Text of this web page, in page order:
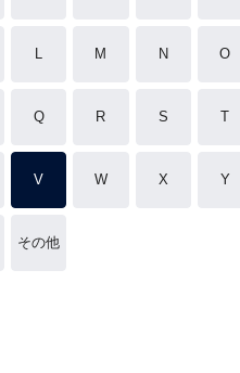
L M N O
Q R S T
V W X Y
その他